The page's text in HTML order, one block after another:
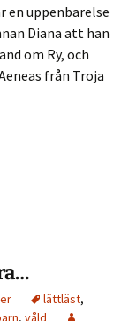
en uppenbarelse
Diana att han
om Ry, och
från Troja
lättläst,
, våld